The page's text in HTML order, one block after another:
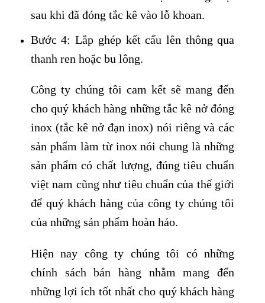
sau khi đã đóng tắc kê vào lỗ khoan.
Bước 4: Lắp ghép kết cấu lên thông qua
thanh ren hoặc bu lông.
Công ty chúng tôi cam kết sẽ mang đến
cho quý khách hàng những tắc kê nở đóng
inox (tắc kê nở đạn inox) nói riêng và các
sản phẩm làm từ inox nói chung là những
sản phẩm có chất lượng, đúng tiêu chuẩn
việt nam cũng như tiêu chuẩn của thế giới
để quý khách hàng của công ty chúng tôi
của những sản phẩm hoàn hảo.
Hiện nay công ty chúng tôi có những
chính sách bán hàng nhằm mang đến
những lợi ích tốt nhất cho quý khách hàng